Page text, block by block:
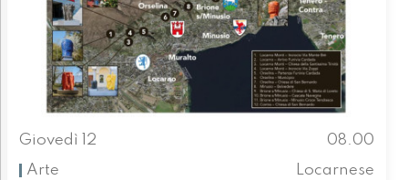
Giovedì 12
08.00
Arte
Locarnese